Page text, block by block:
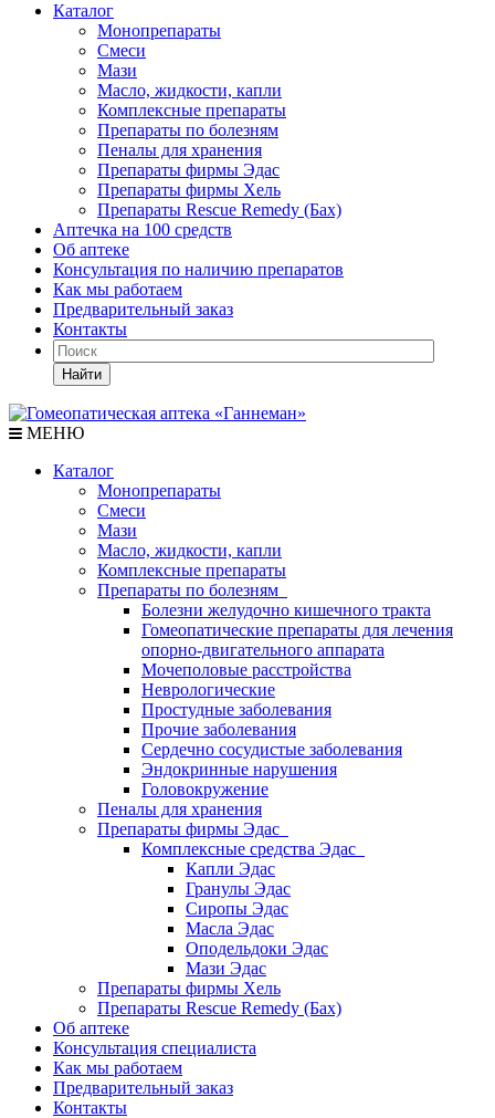
Каталог
Монопрепараты
Смеси
Мази
Масло, жидкости, капли
Комплексные препараты
Препараты по болезням
Пеналы для хранения
Препараты фирмы Эдас
Препараты фирмы Хель
Препараты Rescue Remedy (Бах)
Аптечка на 100 средств
Об аптеке
Консультация по наличию препаратов
Как мы работаем
Предварительный заказ
Контакты
Найти
МЕНЮ
Каталог
Монопрепараты
Смеси
Мази
Масло, жидкости, капли
Комплексные препараты
Препараты по болезням
Болезни желудочно кишечного тракта
Гомеопатические препараты для лечения
опорно-двигательного аппарата
Мочеполовые расстройства
Неврологические
Простудные заболевания
Прочие заболевания
Сердечно сосудистые заболевания
Эндокринные нарушения
Головокружение
Пеналы для хранения
Препараты фирмы Эдас
Комплексные средства Эдас
Капли Эдас
Гранулы Эдас
Сиропы Эдас
Масла Эдас
Оподельдоки Эдас
Мази Эдас
Препараты фирмы Хель
Препараты Rescue Remedy (Бах)
Об аптеке
Консультация специалиста
Как мы работаем
Предварительный заказ
Контакты